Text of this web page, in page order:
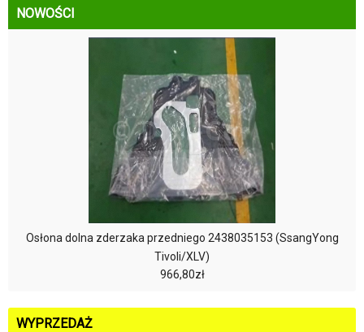
NOWOŚCI
Osłona dolna zderzaka przedniego 2438035153 (SsangYong
Tivoli/XLV)
966,80zł
WYPRZEDAŻ